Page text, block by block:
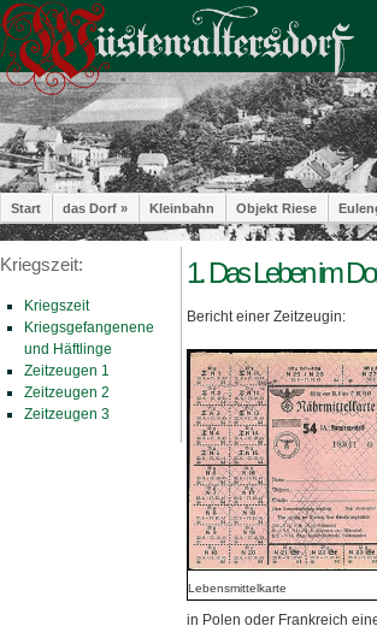
Start das Dorf » Kleinbahn Objekt Riese
Kriegszeit:
Kriegszeit
Kriegsgefangenene
und Häftlinge
Zeitzeugen 1
Zeitzeugen 2
Zeitzeugen 3
1. Das Leben im
Bericht einer Zeitzeugin:
Lebensmittelkarte
in Polen oder Frankreich